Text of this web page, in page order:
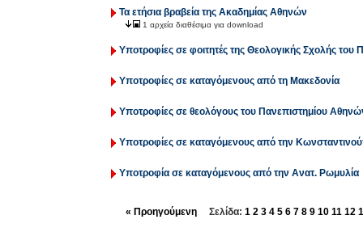
Τα ετήσια βραβεία της Ακαδημίας Αθηνών
1 αρχεία διαθέσιμα για download
Υποτροφίες σε φοιτητές της Θεολογικής Σχολής του
Υποτροφίες σε καταγόμενους από τη Μακεδονία
Υποτροφίες σε θεολόγους του Πανεπιστημίου
Υποτροφίες σε καταγόμενους από την
Υποτροφία σε καταγόμενους από την Ανατ. Ρωμυλία
« Προηγούμενη Σελίδα: 1 2 3 4 5 6 7 8 9 10 11 12